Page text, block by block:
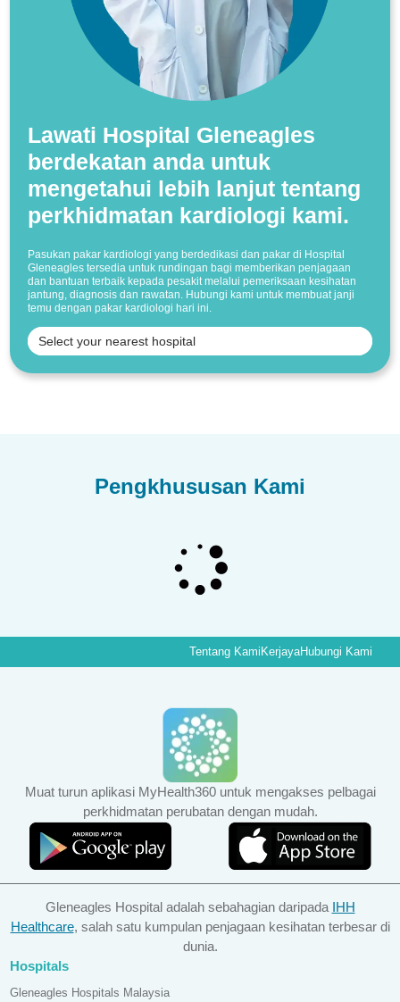
Lawati Hospital Gleneagles
berdekatan anda untuk
mengetahui lebih lanjut tentang
perkhidmatan kardiologi kami.
Pasukan pakar kardiologi yang berdedikasi dan pakar di Hospital
Gleneagles tersedia untuk rundingan bagi memberikan penjagaan
dan bantuan terbaik kepada pesakit melalui pemeriksaan kesihatan
jantung, diagnosis dan rawatan. Hubungi kami untuk membuat janji
temu dengan pakar kardiologi hari ini.
Pengkhususan Kami
Tentang Kami KerjayaHubungi Kami
Muat turun aplikasi MyHealth360 untuk mengakses pelbagai
perkhidmatan perubatan dengan mudah.
Gleneagles Hospital adalah sebahagian daripada IHH
Healthcare, salah satu kumpulan penjagaan kesihatan terbesar di
dunia.
Hospitals
Gleneagles Hospitals Malaysia